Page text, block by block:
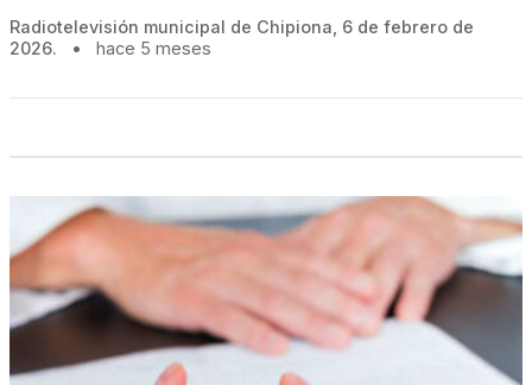
Radiotelevisión municipal de Chipiona, 6 de febrero de
2026.
• hace 5 meses